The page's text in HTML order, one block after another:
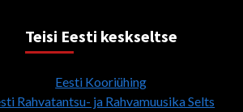
Teisi Eesti keskseltse
Eesti Kooriühing
Rahvatantsu- ja Rahvamuusika Selts